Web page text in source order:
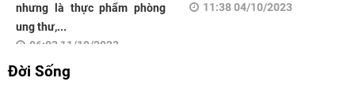
nhưng là thực phẩm phòng
ung thư,...
06:03 11/10/2023
11:38 04/10/2023
Đời Sống